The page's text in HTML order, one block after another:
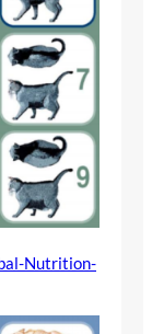
Nutrition-